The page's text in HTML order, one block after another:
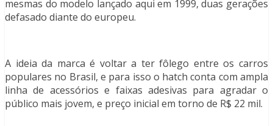
mesmas do modelo lançado aqui em 1999, duas gerações
defasado diante do europeu.
A ideia da marca é voltar a ter fôlego entre os carros
populares no Brasil, e para isso o hatch conta com ampla
linha de acessórios e faixas adesivas para agradar o
público mais jovem, e preço inicial em torno de R$ 22 mil.